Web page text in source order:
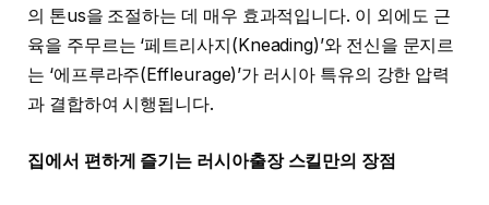
의 톤us을 조절하는 데 매우 효과적입니다. 이 외에도 근
육을 주무르는 ‘페트리사지(Kneading)’와 전신을 문지르
는 ‘에프루라주(Effleurage)’가 러시아 특유의 강한 압력
과 결합하여 시행됩니다.
집에서 편하게 즐기는 러시아출장 스킬만의 장점